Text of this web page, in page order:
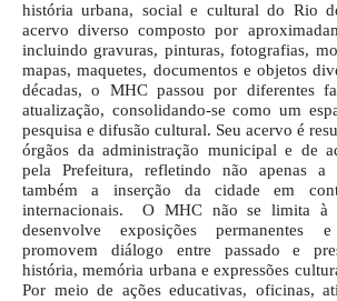
história urbana, social e cultural do Rio
acervo diverso composto por
incluindo gravuras, pinturas, fotografias,
mapas, maquetes, documentos e objetos
décadas, o MHC passou por diferentes
atualização, consolidando-se como um
pesquisa e difusão cultural. Seu acervo é
órgãos da administração municipal e de
pela Prefeitura, refletindo não apenas a
também a inserção da cidade em
internacionais. O MHC não se limita à
desenvolve exposições permanentes
promovem diálogo entre passado e
história, memória urbana e expressões
Por meio de ações educativas, oficinas,